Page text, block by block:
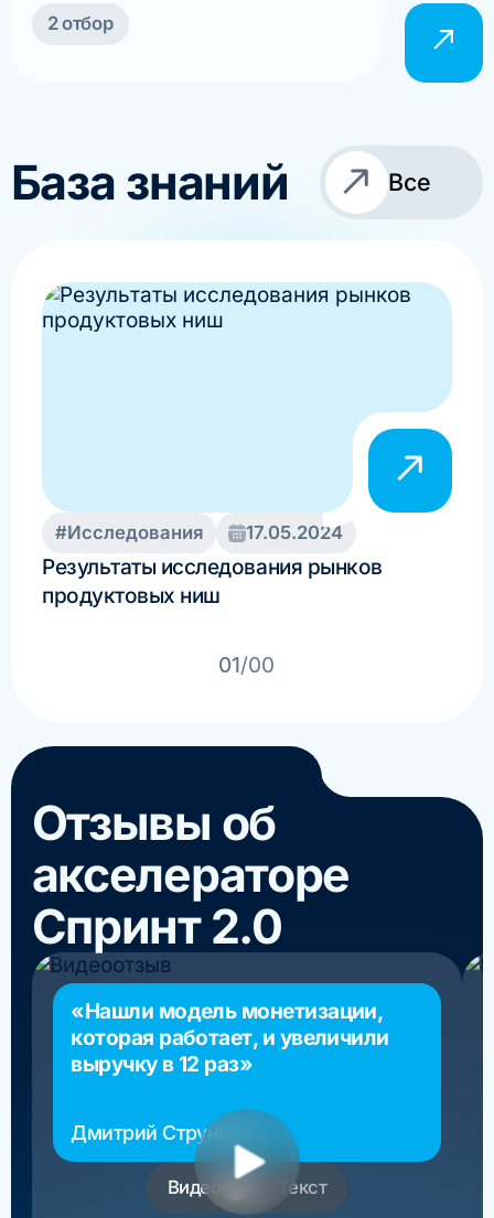
2 отбор
База знаний Все
#Исследования 17.05.2024
Результаты исследования рынков
продуктовых ниш
01/00
Отзывы об
акселераторе
Спринт 2.0
«Нашли модель монетизации,
которая работает, и увеличили
выручку в 12 раз»
Дмитрий Стрункин
основатель РосМигрант
Видео Текст